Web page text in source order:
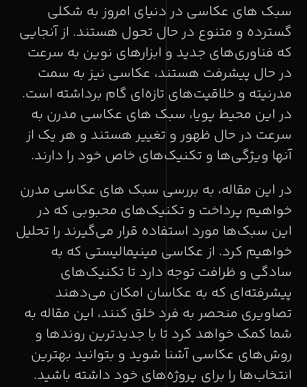
سبک های عکاسی در دنیای امروز به شکلی
گسترده و متنوع در حال تحول هستند. از آنجایی
که فناوری‌های جدید و ابزارهای نوین به سرعت
در حال پیشرفت هستند، عکاسی نیز به سمت
مدرنیته و خلاقیت‌های تازه‌ای گام برداشته است.
در این محیط پویا، سبک های عکاسی مدرن به
سرعت در حال ظهور و تغییر هستند و هر یک از
آنها ویژگی‌ها و تکنیک‌های خاص خود را دارند.
در این مقاله، به بررسی سبک های عکاسی مدرن
خواهیم پرداخت و تکنیک‌های محبوبی که در
این سبک‌ها مورد استفاده قرار می‌گیرند را تحلیل
خواهیم کرد. از عکاسی مینیمالیستی که به
سادگی و ظرافت توجه دارد تا تکنیک‌های
پیشرفته‌ای که به عکاسان امکان می‌دهند
تصاویری منحصر به فرد خلق کنند، این مقاله به
شما کمک خواهد کرد تا با جدیدترین روندها و
روش‌های عکاسی آشنا شوید و بتوانید بهترین
انتخاب‌ها را برای پروژه‌های خود داشته باشید.